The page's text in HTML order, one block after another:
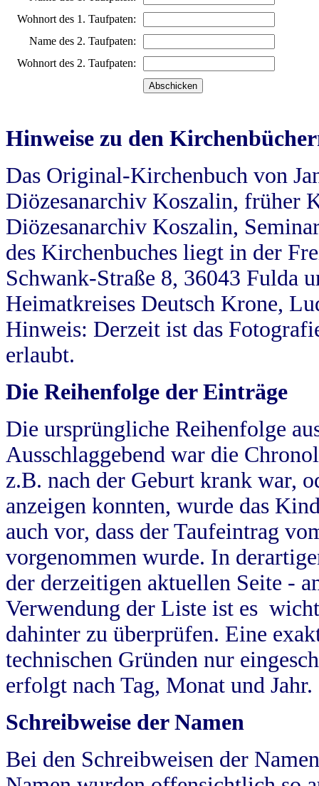
Wohnort des 1. Taufpaten:
Name des 2. Taufpaten:
Wohnort des 2. Taufpaten:
Hinweise zu den
Das Original-Kirchenbuch von
Diözesanarchiv Koszalin, früher
Diözesanarchiv Koszalin,
des Kirchenbuches liegt in der
Schwank-Straße 8, 36043 Fulda
Heimatkreises Deutsch Krone,
Hinweis: Derzeit ist das
erlaubt.
Die Reihenfolge der Einträge
Die ursprüngliche Reihenfolge
Ausschlaggebend war die
z.B. nach der Geburt krank war,
anzeigen konnten, wurde das
auch vor, dass der Taufeintrag
vorgenommen wurde. In
der derzeitigen aktuellen Seite -
Verwendung der Liste ist es
dahinter zu überprüfen. Eine
technischen Gründen nur
erfolgt nach Tag, Monat und Jahr.
Schreibweise der Namen
Bei den Schreibweisen der